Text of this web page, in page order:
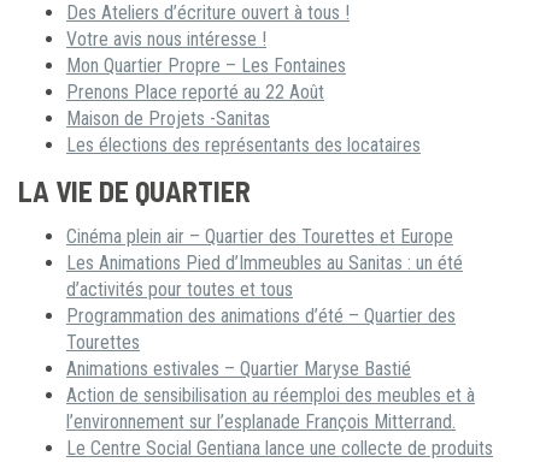
Des Ateliers d’écriture ouvert à tous !
Votre avis nous intéresse !
Mon Quartier Propre – Les Fontaines
Prenons Place reporté au 22 Août
Maison de Projets -Sanitas
Les élections des représentants des locataires
LA VIE DE QUARTIER
Cinéma plein air – Quartier des Tourettes et Europe
Les Animations Pied d’Immeubles au Sanitas : un été
d’activités pour toutes et tous
Programmation des animations d’été – Quartier des
Tourettes
Animations estivales – Quartier Maryse Bastié
Action de sensibilisation au réemploi des meubles et à
l’environnement sur l’esplanade François Mitterrand.
Le Centre Social Gentiana lance une collecte de produits